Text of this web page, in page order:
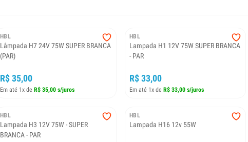
HBL
Lâmpada H7 24V 75W SUPER BRANCA
(PAR)
R$ 35,00
Em até 1x de R$ 35,00 s/juros
HBL
Lampada H1 12V 75W SUPER BRANCA
- PAR
R$ 33,00
Em até 1x de R$ 33,00 s/juros
HBL
Lampada H3 12V 75W - SUPER
BRANCA - PAR
HBL
Lampada H16 12v 55W